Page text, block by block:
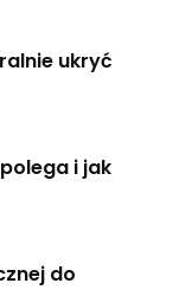
ukryć
i jak
do